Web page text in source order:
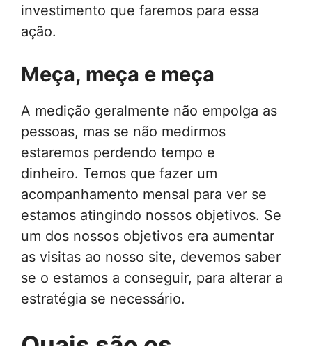
investimento que faremos para essa
ação.
Meça, meça e meça
A medição geralmente não empolga as
pessoas, mas se não medirmos
estaremos perdendo tempo e
dinheiro. Temos que fazer um
acompanhamento mensal para ver se
estamos atingindo nossos objetivos. Se
um dos nossos objetivos era aumentar
as visitas ao nosso site, devemos saber
se o estamos a conseguir, para alterar a
estratégia se necessário.